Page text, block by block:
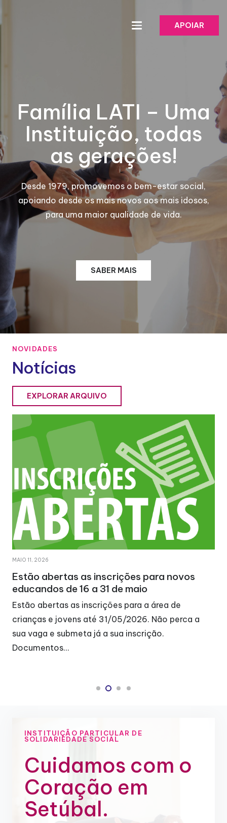
APOIAR
Família LATI – Uma
Instituição, todas
as gerações!
Desde 1979, promovemos o bem-estar social,
apoiando desde os mais novos aos mais idosos,
para uma maior qualidade de vida.
SABER MAIS
NOVIDADES
Notícias
EXPLORAR ARQUIVO
MAIO 11, 2026
Estão abertas as inscrições para novos
educandos de 16 a 31 de maio
Estão abertas as inscrições para a área de
crianças e jovens até 31/05/2026. Não perca a
sua vaga e submeta já a sua inscrição.
Documentos…
INSTITUIÇÃO PARTICULAR DE
SOLIDARIEDADE SOCIAL
Cuidamos com o
Coração em
Setúbal.